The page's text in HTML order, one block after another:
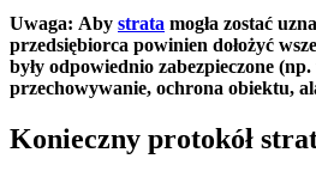
Uwaga: Aby strata mogła zostać
przedsiębiorca powinien dołożyć
były odpowiednio zabezpieczone (np.
przechowywanie, ochrona obiektu,
Konieczny protokół